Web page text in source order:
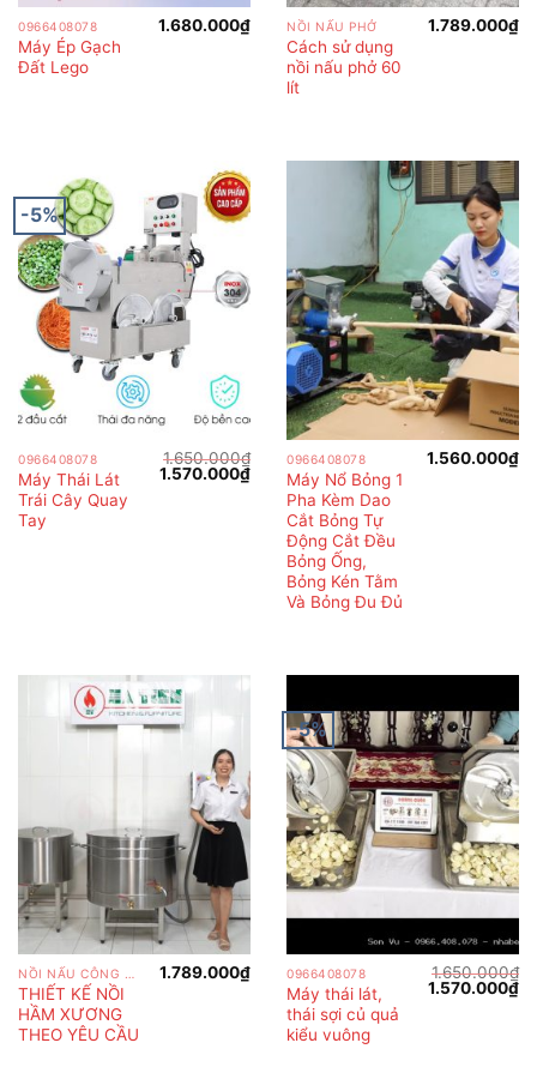
0966408078
Máy Ép Gạch
Đất Lego
1.680.000₫ NỒI NẤU PHỞ
Cách sử dụng
nồi nấu phở 60
lít
1.789.000₫
-5%
0966408078
Máy Thái Lát
Trái Cây Quay
Tay
1.650.000₫
Giá
1.570.000₫Giá
1.570.000₫.
0966408078
Máy Nổ Bỏng 1
Pha Kèm Dao
Cắt Bỏng Tự
Động Cắt Đều
Bỏng Ống,
Bỏng Kén Tằm
Và Bỏng Đu Đủ
1.560.000₫
THIẾT KẾ NỒI
HẦM XƯƠNG
THEO YÊU CẦU
1.789.000₫
-5%
0966408078
Máy thái lát,
thái sợi củ quả
kiểu vuông
1.650.000₫
Giá
1.570.000₫